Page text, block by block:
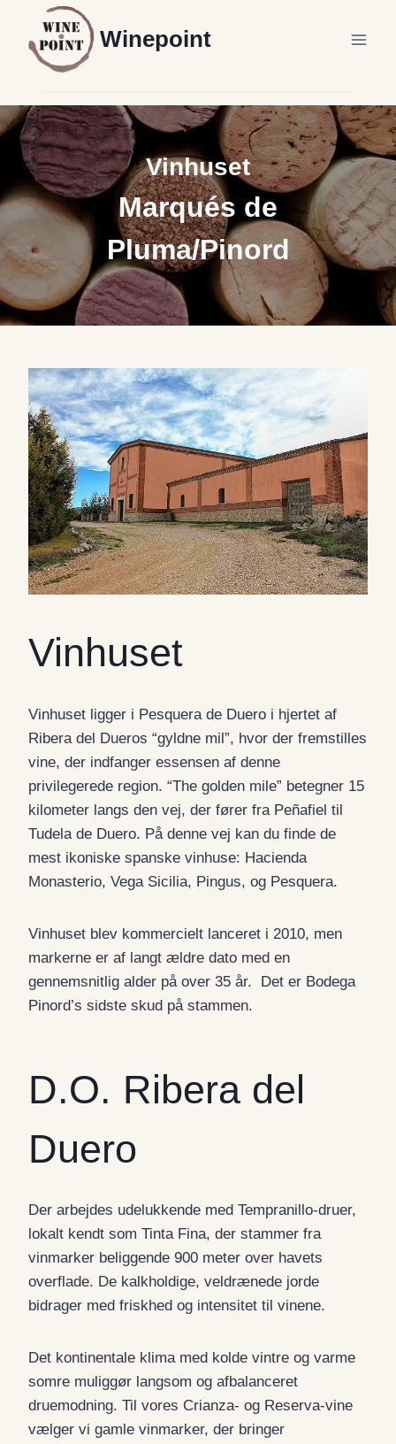
Fortsæt
indhold
Winepoint
Vinhuset
Marqués de
Pluma/Pinord
Vinhuset
Vinhuset ligger i Pesquera de Duero i hjertet af
Ribera del Dueros “gyldne mil”, hvor der fremstilles
vine, der indfanger essensen af ​​denne
privilegerede region. “The golden mile” betegner 15
kilometer langs den vej, der fører fra Peñafiel til
Tudela de Duero. På denne vej kan du finde de
mest ikoniske spanske vinhuse: Hacienda
Monasterio, Vega Sicilia, Pingus, og Pesquera.
Vinhuset blev kommercielt lanceret i 2010, men
markerne er af langt ældre dato med en
gennemsnitlig alder på over 35 år. Det er Bodega
Pinord’s sidste skud på stammen.
D.O. Ribera del
Duero
Der arbejdes udelukkende med Tempranillo-druer,
lokalt kendt som Tinta Fina, der stammer fra
vinmarker beliggende 900 meter over havets
overflade. De kalkholdige, veldrænede jorde
bidrager med friskhed og intensitet til vinene.
Det kontinentale klima med kolde vintre og varme
somre muliggør langsom og afbalanceret
druemodning. Til vores Crianza- og Reserva-vine
vælger vi gamle vinmarker, der bringer